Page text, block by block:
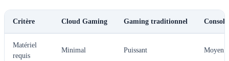
Critère Cloud Gaming Gaming traditionnel
Matériel
requis
Minimal Puissant Moyen